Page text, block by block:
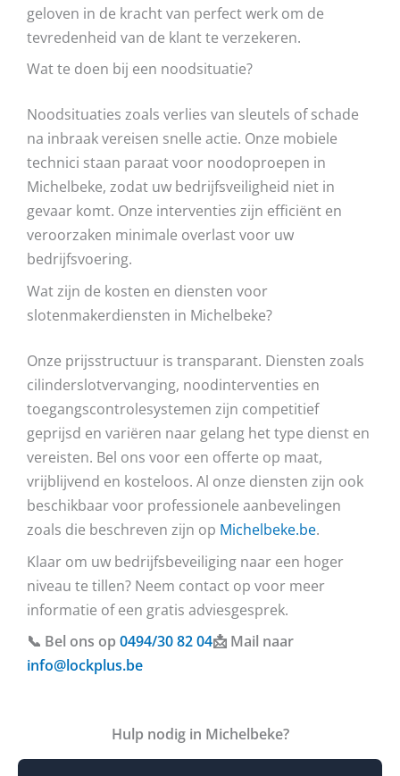
geloven in de kracht van perfect werk om de
tevredenheid van de klant te verzekeren.
Wat te doen bij een noodsituatie?
Noodsituaties zoals verlies van sleutels of schade
na inbraak vereisen snelle actie. Onze mobiele
technici staan paraat voor noodoproepen in
Michelbeke, zodat uw bedrijfsveiligheid niet in
gevaar komt. Onze interventies zijn efficiënt en
veroorzaken minimale overlast voor uw
bedrijfsvoering.
Wat zijn de kosten en diensten voor
slotenmakerdiensten in Michelbeke?
Onze prijsstructuur is transparant. Diensten zoals
cilinderslotvervanging, noodinterventies en
toegangscontrolesystemen zijn competitief
geprijsd en variëren naar gelang het type dienst en
vereisten. Bel ons voor een offerte op maat,
vrijblijvend en kosteloos. Al onze diensten zijn ook
beschikbaar voor professionele aanbevelingen
zoals die beschreven zijn op Michelbeke.be.
Klaar om uw bedrijfsbeveiliging naar een hoger
niveau te tillen? Neem contact op voor meer
informatie of een gratis adviesgesprek.
📞 Bel ons op 0494/30 82 04📩 Mail naar
info@lockplus.be
Hulp nodig in Michelbeke?